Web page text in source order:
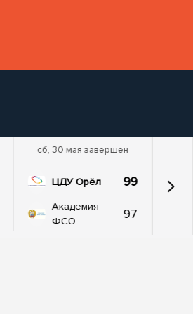
сб, 30 мая завершен
ЦДУ Орёл 99
Академия
ФСО
97